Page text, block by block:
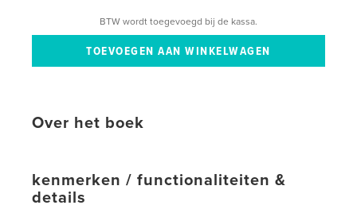
BTW wordt toegevoegd bij de kassa.
Over het boek
kenmerken / functionaliteiten &
details